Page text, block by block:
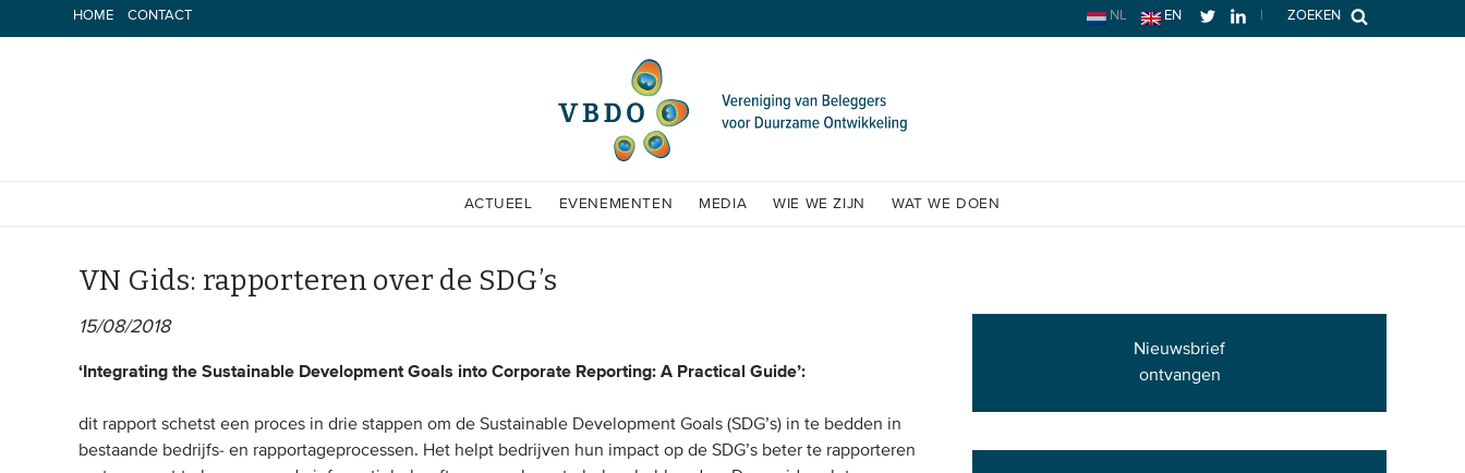
naar
HOME CONTACT ZOEKEN
NL EN
ACTUEEL EVENEMENTEN MEDIA WIE WE ZIJN WAT WE DOEN
VN Gids: rapporteren over de SDG’s
15/08/2018
‘Integrating the Sustainable Development Goals into Corporate Reporting: A Practical Guide’:
dit rapport schetst een proces in drie stappen om de Sustainable Development Goals (SDG’s) in te bedden in
bestaande bedrijfs- en rapportageprocessen. Het helpt bedrijven hun impact op de SDG’s beter te rapporteren
Nieuwsbrief
ontvangen